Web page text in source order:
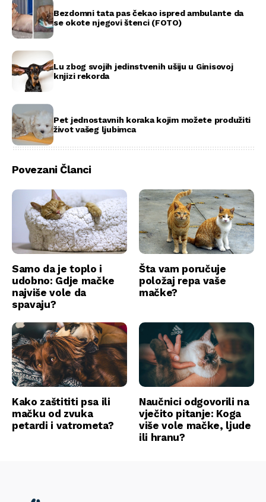
Bezdomni tata pas čekao ispred ambulante da
se okote njegovi štenci (FOTO)
Lu zbog svojih jedinstvenih ušiju u Ginisovoj
knjizi rekorda
Pet jednostavnih koraka kojim možete produžiti
život vašeg ljubimca
Povezani Članci
Samo da je toplo i
udobno: Gdje mačke
najviše vole da
spavaju?
Šta vam poručuje
položaj repa vaše
mačke?
Kako zaštititi psa ili
mačku od zvuka
petardi i vatrometa?
Naučnici odgovorili na
vječito pitanje: Koga
više vole mačke, ljude
ili hranu?